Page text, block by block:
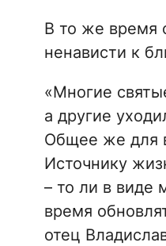
В то же время
ненависти к
«Многие
а другие
Общее же для
Источнику
– то ли в виде
время
отец